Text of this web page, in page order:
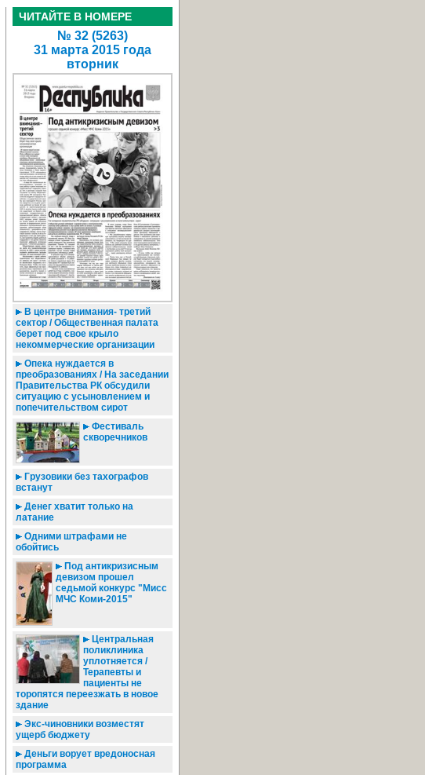
ЧИТАЙТЕ В НОМЕРЕ
№ 32 (5263)
31 марта 2015 года
вторник
В центре внимания- третий
сектор / Общественная палата
берет под свое крыло
некоммерческие организации
Опека нуждается в
преобразованиях / На заседании
Правительства РК обсудили
ситуацию с усыновлением и
попечительством сирот
Фестиваль
скворечников
Грузовики без тахографов
встанут
Денег хватит только на
латание
Одними штрафами не
обойтись
Под антикризисным
девизом прошел
седьмой конкурс "Мисс
МЧС Коми-2015"
Центральная
поликлиника
уплотняется /
Терапевты и
пациенты не
торопятся переезжать в новое
здание
Экс-чиновники возместят
ущерб бюджету
Деньги ворует вредоносная
программа